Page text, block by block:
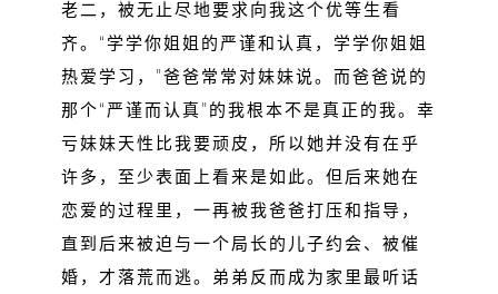
老二，被无止尽地要求向我这个优等生看
齐。“学学你姐姐的严谨和认真，学学你姐姐
热爱学习，”爸爸常常对妹妹说。而爸爸说的
那个“严谨而认真”的我根本不是真正的我。幸
亏妹妹天性比我要顽皮，所以她并没有在乎
许多，至少表面上看来是如此。但后来她在
恋爱的过程里，一再被我爸爸打压和指导，
直到后来被迫与一个局长的儿子约会、被催
婚，才落荒而逃。弟弟反而成为家里最听话